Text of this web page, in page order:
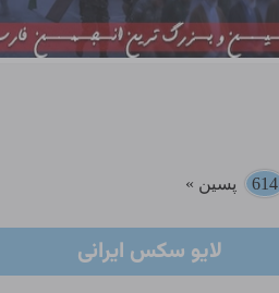
614 پسین »
لایو سکس ایرانی